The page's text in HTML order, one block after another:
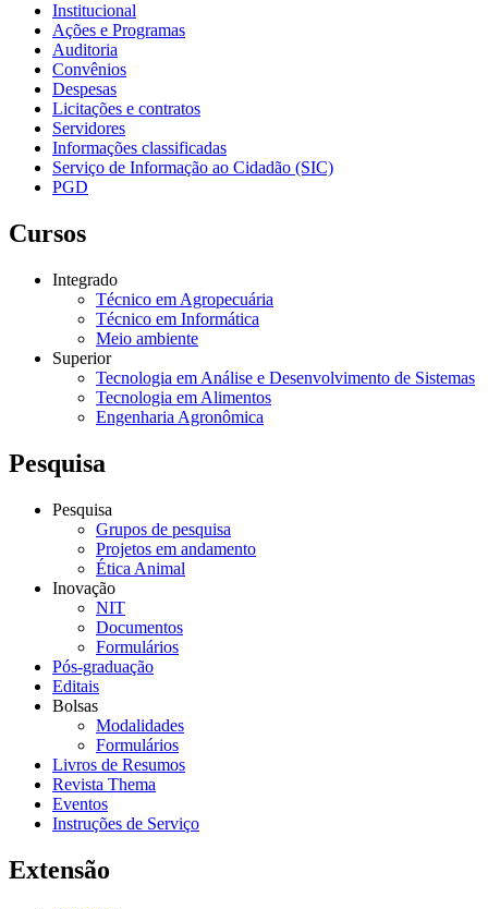
Institucional
Ações e Programas
Auditoria
Convênios
Despesas
Licitações e contratos
Servidores
Informações classificadas
Serviço de Informação ao Cidadão (SIC)
PGD
Cursos
Integrado
Técnico em Agropecuária
Técnico em Informática
Meio ambiente
Superior
Tecnologia em Análise e Desenvolvimento de Sistemas
Tecnologia em Alimentos
Engenharia Agronômica
Pesquisa
Pesquisa
Grupos de pesquisa
Projetos em andamento
Ética Animal
Inovação
NIT
Documentos
Formulários
Pós-graduação
Editais
Bolsas
Modalidades
Formulários
Livros de Resumos
Revista Thema
Eventos
Instruções de Serviço
Extensão